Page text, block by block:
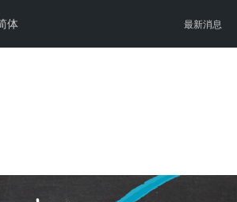
体 最新消息